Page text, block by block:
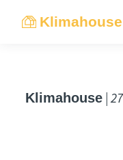
Klimahouse
Klimahouse |